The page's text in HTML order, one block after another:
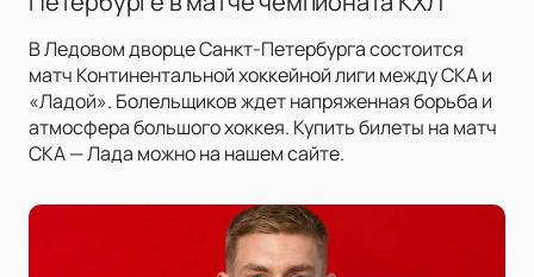
В Ледовом дворце Санкт-Петербурга состоится
матч Континентальной хоккейной лиги между СКА и
«Ладой». Болельщиков ждет напряженная борьба и
атмосфера большого хоккея. Купить билеты на матч
СКА — Лада можно на нашем сайте.